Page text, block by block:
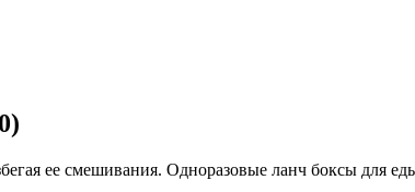
ее смешивания. Одноразовые ланч боксы для